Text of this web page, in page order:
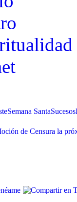
Semana SantaSucesos
de Censura la